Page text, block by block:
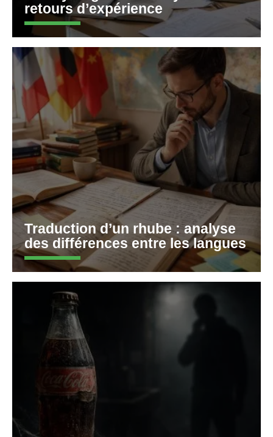
retours d’expérience
Traduction d’un rhube : analyse
des différences entre les langues